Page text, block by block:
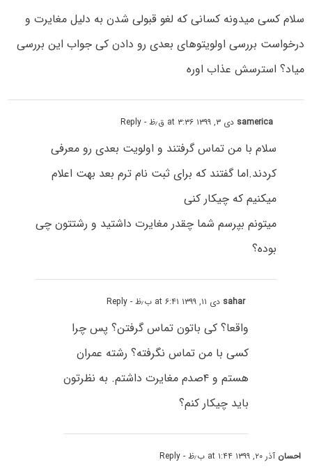
سلام کسی میدونه کسانی که لغو قبولی شدن به دلیل مغایرت و
درخواست بررسی اولویتوهای بعدی رو دادن کی جواب این بررسی
میاد؟ استرسش عذاب اوره
samerica دی ۳, ۱۳۹۹ at ۳:۳۶ ق٫ظ - Reply
سلام با من تماس گرفتند و اولویت بعدی رو معرفی
کردند.اما گفتند که برای ثبت نام ترم بعد بهت اعلام
میکنیم که چیکار کنی
میتونم بپرسم شما چقدر مغایرت داشتید و رشتتون چی
بوده؟
sahar دی ۱۱, ۱۳۹۹ at ۶:۴۱ ب٫ظ - Reply
واقعا؟ کی باتون تماس گرفتن؟ پس چرا
کسی با من تماس نگرفته؟ رشته عمران
هستم و ۴صدم مغایرت داشتم. به نظرتون
باید چیکار کنم؟
احسان آذر ۲۰, ۱۳۹۹ at ۱:۴۴ ب٫ظ - Reply